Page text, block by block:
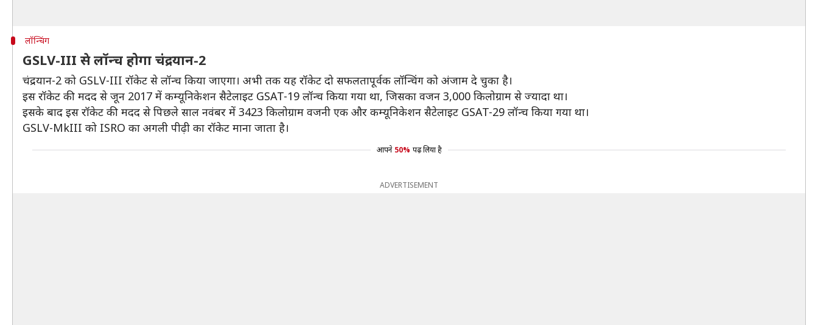
लॉन्चिंग
GSLV-III से लॉन्च होगा चंद्रयान-2
चंद्रयान-2 को GSLV-III रॉकेट से लॉन्च किया जाएगा। अभी तक यह रॉकेट दो सफलतापूर्वक लॉन्चिंग को अंजाम दे चुका है।
इस रॉकेट की मदद से जून 2017 में कम्यूनिकेशन सैटेलाइट GSAT-19 लॉन्च किया गया था, जिसका वजन 3,000 किलोग्राम से ज्यादा था।
इसके बाद इस रॉकेट की मदद से पिछले साल नवंबर में 3423 किलोग्राम वजनी एक और कम्यूनिकेशन सैटेलाइट GSAT-29 लॉन्च किया गया था।
GSLV-MkIII को ISRO का अगली पीढ़ी का रॉकेट माना जाता है।
आपने 50% पढ़ लिया है
ADVERTISEMENT